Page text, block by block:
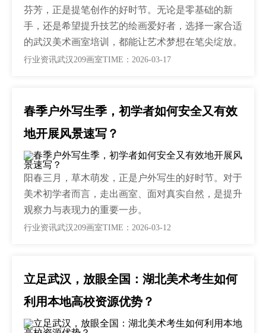
芬芳，正是提笔创作的好时节。无论是零基础的新
手，还是希望提升技艺的绘画爱好者，选择一家合适
的武汉美术画室培训，都能让艺术梦想在笔尖绽放。
行业资讯武汉209画室TIME：2026-03-17
春季户外写生季，初学者如何安全又有效
地开展风景速写？
阳春三月，草木萌发，正是户外写生的好时节。对于
美术初学者而言，走出画室、面对真实自然，是提升
观察力与表现力的重要一步。
行业资讯武汉209画室TIME：2026-03-12
立足武汉，放眼全国：湖北美术考生如何
利用本地高校资源优势？